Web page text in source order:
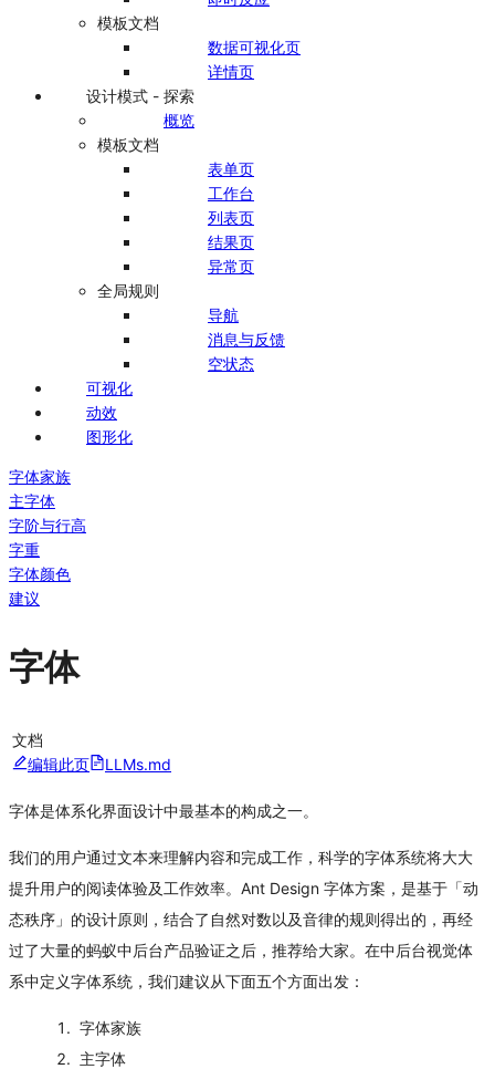
模板文档
数据可视化页
详情页
设计模式 - 探索
概览
模板文档
表单页
工作台
列表页
结果页
异常页
全局规则
导航
消息与反馈
空状态
可视化
动效
图形化
字体家族
主字体
字阶与行高
字重
字体颜色
建议
字体
文档
编辑此页
LLMs.md
字体是体系化界面设计中最基本的构成之一。
我们的用户通过文本来理解内容和完成工作，科学的字体系统将大大
提升用户的阅读体验及工作效率。Ant Design 字体方案，是基于「动
态秩序」的设计原则，结合了自然对数以及音律的规则得出的，再经
过了大量的蚂蚁中后台产品验证之后，推荐给大家。在中后台视觉体
系中定义字体系统，我们建议从下面五个方面出发：
字体家族
主字体